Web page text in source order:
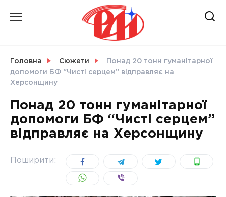
СВІТ
УКРАЇНА
Головна Сюжети
Понад 20 тонн гуманітарної
допомоги БФ “Чисті серцем” відправляє на
Херсонщину
Понад 20 тонн гуманітарної
допомоги БФ “Чисті серцем”
відправляє на Херсонщину
Поширити: